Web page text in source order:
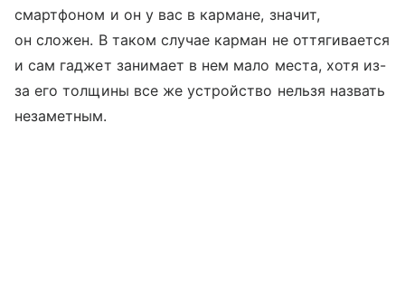
смартфоном и он у вас в кармане, значит,
он сложен. В таком случае карман не оттягивается
и сам гаджет занимает в нем мало места, хотя из-
за его толщины все же устройство нельзя назвать
незаметным.